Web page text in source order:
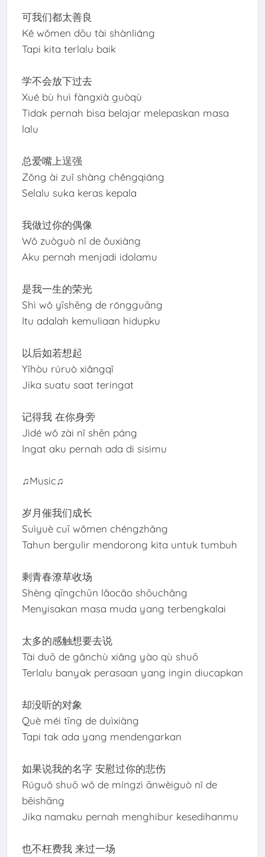
可我们都太善良
Kě wǒmen dōu tài shànliáng
Tapi kita terlalu baik
学不会放下过去
Xué bù huì fàngxià guòqù
Tidak pernah bisa belajar melepaskan masa
lalu
总爱嘴上逞强
Zǒng ài zuǐ shàng chěngqiáng
Selalu suka keras kepala
我做过你的偶像
Wǒ zuòguò nǐ de ǒuxiàng
Aku pernah menjadi idolamu
是我一生的荣光
Shì wǒ yīshēng de róngguāng
Itu adalah kemuliaan hidupku
以后如若想起
Yǐhòu rúruò xiǎngqǐ
Jika suatu saat teringat
记得我 在你身旁
Jìdé wǒ zài nǐ shēn páng
Ingat aku pernah ada di sisimu
♫Music♫
岁月催我们成长
Suìyuè cuī wǒmen chéngzhǎng
Tahun bergulir mendorong kita untuk tumbuh
剩青春潦草收场
Shèng qīngchūn lǎocǎo shōuchǎng
Menyisakan masa muda yang terbengkalai
太多的感触想要去说
Tài duō de gǎnchù xiǎng yào qù shuō
Terlalu banyak perasaan yang ingin diucapkan
却没听的对象
Què méi tīng de duìxiàng
Tapi tak ada yang mendengarkan
如果说我的名字 安慰过你的悲伤
Rúguǒ shuō wǒ de míngzì ānwèiguò nǐ de
bēishāng
Jika namaku pernah menghibur kesedihanmu
也不枉费我 来过一场